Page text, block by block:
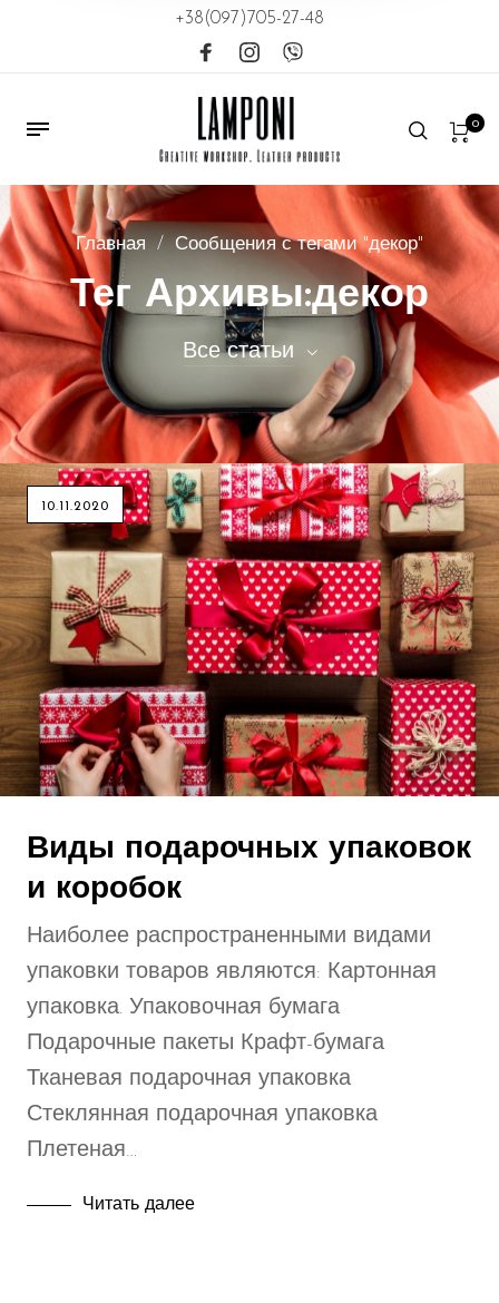
+38(097)705-27-48
0
Главная / Сообщения с тегами "декор"
Тег Архивы:декор
Все статьи
Все статьи
Cумки
Мода
Образ жизни
Сувенирные изделия
10.11.2020
Виды подарочных упаковок
и коробок
Наиболее распространенными видами
упаковки товаров являются: Картонная
упаковка. Упаковочная бумага
Подарочные пакеты Крафт-бумага
Тканевая подарочная упаковка
Стеклянная подарочная упаковка
Плетеная…
Читать далее